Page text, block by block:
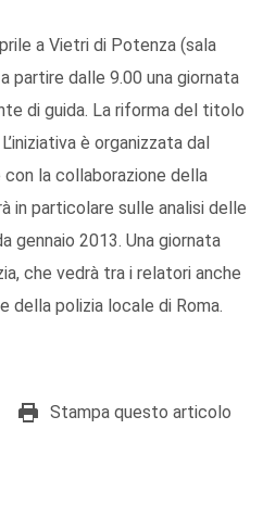
a Vietri di Potenza (sala
partire dalle 9.00 una giornata
di guida. La riforma del titolo
è organizzata dal
la collaborazione della
in particolare sulle analisi delle
gennaio 2013. Una giornata
che vedrà tra i relatori anche
della polizia locale di Roma.
Stampa questo articolo